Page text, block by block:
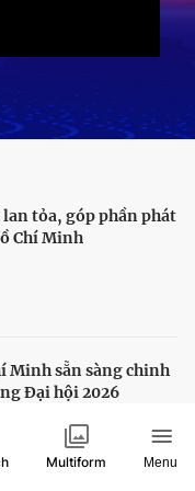
tỏa, góp phần phát
Chí Minh
Minh sẵn sàng chinh
Đại hội 2026
Multiform Menu